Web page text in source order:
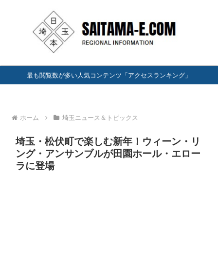
最も閲覧数が多い人気コンテンツ「アクセスランキング」
ホーム 埼玉ニュース＆トピックス
埼玉・松伏町で楽しむ新年！ウィーン・リ
ング・アンサンブルが田園ホール・エロー
ラに登場